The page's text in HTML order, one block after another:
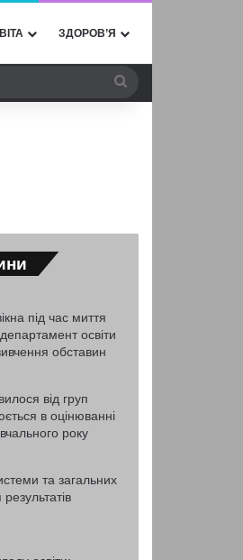
ЗДОРОВ’Я
під час миття
освіти
обставин
від груп
в оцінюванні
року
та загальних